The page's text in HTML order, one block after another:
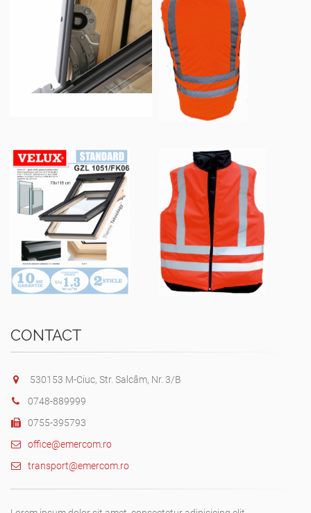
CONTACT
530153 M-Ciuc, Str. Salcâm, Nr. 3/B
0748-889999
0755-395793
office@emercom.ro
transport@emercom.ro